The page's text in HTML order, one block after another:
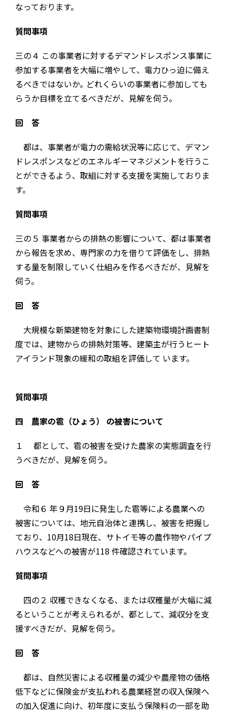
なっております。
質問事項
三の４ この事業者に対するデマンドレスポンス事業に
参加する事業者を大幅に増やして、電力ひっ迫に備え
るべきではないか｡ どれくらいの事業者に参加しても
らうか目標を立てるべきだが、見解を伺う。
回 答
都は、事業者が電力の需給状況等に応じて、デマン
ドレスポンスなどのエネルギーマネジメントを行うこ
とができるよう、取組に対する支援を実施しておりま
す。
質問事項
三の５ 事業者からの排熱の影響について、都は事業者
から報告を求め、専門家の力を借りて評価をし、排熱
する量を制限していく仕組みを作るべきだが、見解を
伺う。
回 答
大規模な新築建物を対象にした建築物環境計画書制
度では、建物からの排熱対策等、建築主が行うヒート
アイランド現象の緩和の取組を評価して います。
質問事項
四 農家の雹（ひょう） の被害について
１ 都として、雹の被害を受けた農家の実態調査を行
うべきだが、見解を伺う。
回 答
令和６ 年９月19日に発生した雹等による農業への
被害については、地元自治体と連携し、被害を把握し
ており、10月18日現在、サトイモ等の農作物やパイプ
ハウスなどへの被害が118 件確認されています。
質問事項
四の２ 収穫できなくなる、または収穫量が大幅に減
るということが考えられるが、都として、減収分を支
援すべきだが、見解を伺う。
回 答
都は、自然災害による収穫量の減少や農産物の価格
低下などに保険金が支払われる農業経営の収入保険へ
の加入促進に向け、初年度に支払う保険料の一部を助